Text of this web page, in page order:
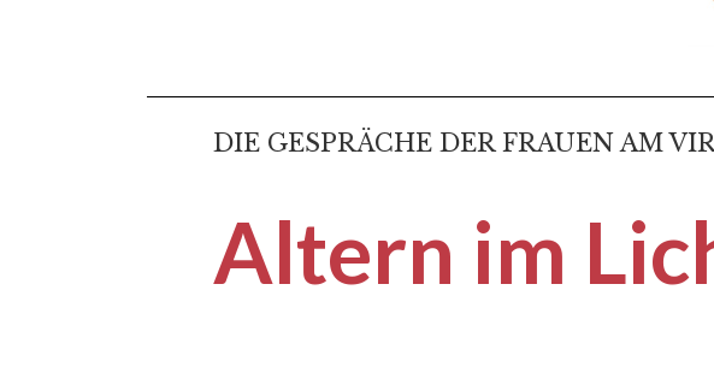
DIE GESPRÄCHE DER FRAUEN AM
Altern im